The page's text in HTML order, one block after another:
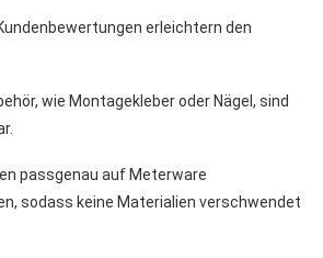
erleichtern den
wie Montagekleber oder Nägel, sind
passgenau auf Meterware
sodass keine Materialien verschwendet